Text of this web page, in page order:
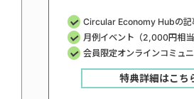
Circular Economy Hubの記
月例イベント（2,000円相
会員限定オンラインコミュ
特典詳細はこち